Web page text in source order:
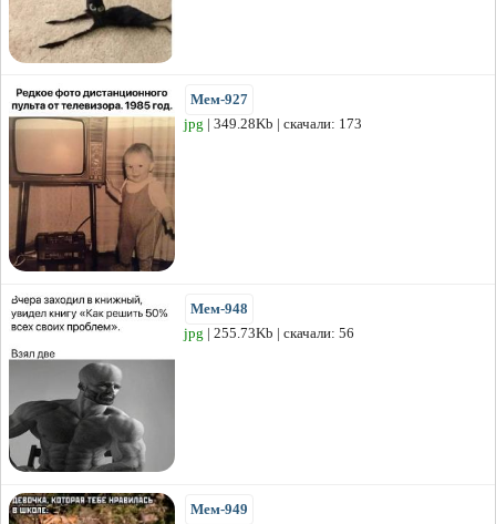
Мем-927
jpg | 349.28Kb | скачали: 173
Мем-948
jpg | 255.73Kb | скачали: 56
Мем-949